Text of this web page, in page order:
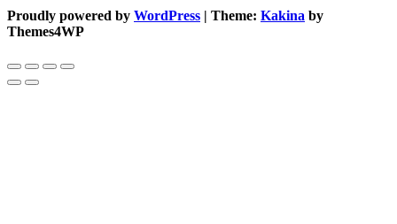
Proudly powered by WordPress | Theme: Kakina by
Themes4WP